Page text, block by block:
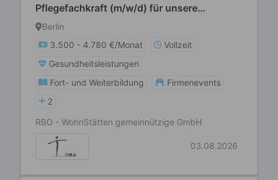
Pflegefachkraft (m/w/d) für unsere
Wohnstätten für Menschen mit
Berlin
3.500 - 4.780 €/Monat
Vollzeit
Gesundheitsleistungen
Fort- und Weiterbildung
Firmenevents
2
RBO - WohnStätten gemeinnützige GmbH
03.08.2026